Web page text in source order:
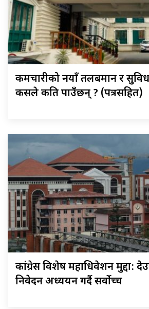
कर्मचारीको नयाँ तलबमान र
कसले कति पाउँछन् ? (पत्रसहित)
कांग्रेस विशेष महाधिवेशन मुद्दा:
निवेदन अध्ययन गर्दै सर्वोच्च